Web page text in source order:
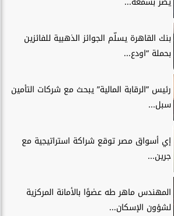
بنك القاهرة يسلّم الجوائز الذهبية للفائزين
بحملة “اودع...
رئيس ”الرقابة المالية” يبحث مع شركات التأمين
سبل...
إي أسواق مصر توقع شراكة استراتيجية مع
جرين...
المهندس ماهر طه عضوًا بالأمانة المركزية
لشؤون الإسكان...